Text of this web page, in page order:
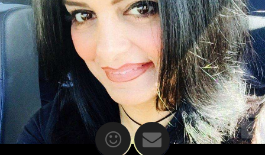
oder finanzielle Angaben zu machen? Beenden Sie dann unverzüglich
die Kommunikation mit dieser Person. Bedenken Sie, dass Menschen in
der Lage sind, sich solche Angaben auf listige Weise von Ihnen zu
erschleichen. Kommunizieren Sie daher über diese Website immer
aufmerksam und vorsichtig.
behält sich das Recht vor, selbst Profile auf dieser Website zu
erstellen und darüber Nachrichten an Sie als Nutzer zu senden. Mit Ihrer Nutzung
dieser Website verstehen und akzeptieren Sie, dass einige der Profile auf dieser
Website fingiert sind. Diese fingierten Profile dienen lediglich dem Austausch von
Nachrichten; physische Vereinbarungen mit Personen hinter fingierten Profilen sind
folglich nicht möglich.
Verhindern Sie, dass Ihre minderjährigen Kinder mit erotischen oder für Minderjährige
anderweitig ungeeigneten Netzinhalten in Berührung kommen. Dafür einige Tips:
Installieren Sie ein Jugendschutzprogramm auf Ihrem Gerät. Beispielsweise
CyberPatrol
Safety Surf
. Diese Programme blockieren den Zugang zu
bestimmten Websites und Netzinhalten. Oft blockieren diese Programme
standardmäßig eine große Anzahl von Websites, von denen angenommen wird,
dass sie sich für Minderjährige nicht eignen. Über Updates können neue Websites